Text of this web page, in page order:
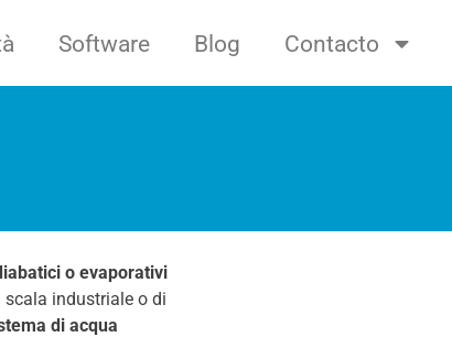
Software Blog Contacto
o evaporativi
industriale o di
di acqua